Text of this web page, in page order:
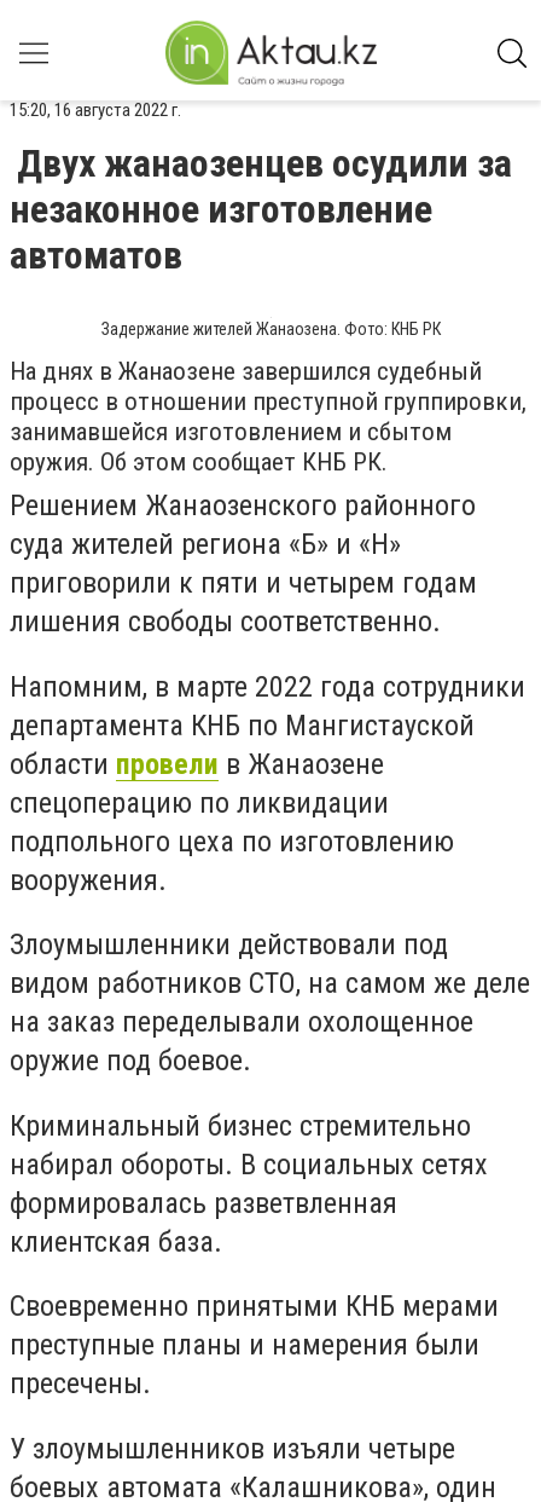
15:20, 16 августа 2022 г.
Двух жанаозенцев осудили за
незаконное изготовление
автоматов
Задержание жителей Жанаозена. Фото: КНБ РК
На днях в Жанаозене завершился судебный
процесс в отношении преступной группировки,
занимавшейся изготовлением и сбытом
оружия. Об этом сообщает КНБ РК.
Решением Жанаозенского районного
суда жителей региона «Б» и «Н»
приговорили к пяти и четырем годам
лишения свободы соответственно.
Напомним, в марте 2022 года сотрудники
департамента КНБ по Мангистауской
области провели в Жанаозене
спецоперацию по ликвидации
подпольного цеха по изготовлению
вооружения.
Злоумышленники действовали под
видом работников СТО, на самом же деле
на заказ переделывали охолощенное
оружие под боевое.
Криминальный бизнес стремительно
набирал обороты. В социальных сетях
формировалась разветвленная
клиентская база.
Своевременно принятыми КНБ мерами
преступные планы и намерения были
пресечены.
У злоумышленников изъяли четыре
боевых автомата «Калашникова», один